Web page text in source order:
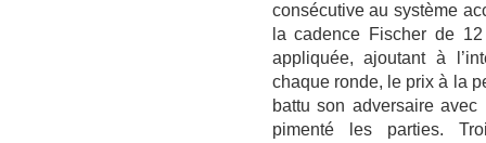
consécutive au système
la cadence Fischer de
appliquée, ajoutant à
chaque ronde, le prix à la
battu son adversaire
pimenté les parties.